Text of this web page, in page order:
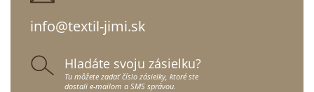
info@textil-jimi.sk
Hladáte svoju zásielku?
Tu môžete zadať číslo zásielky, ktoré ste
dostali e-mailom a SMS správou.